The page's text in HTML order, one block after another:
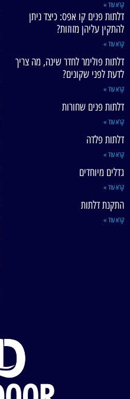
קרא עוד »
דלתות פנים קו אפס: כיצד ניתן
להתקין עליהן מזוזות?
קרא עוד »
דלתות פולימר לחדר שינה, מה צריך
לדעת לפני שקונים?
קרא עוד »
דלתות פנים שחורות
קרא עוד »
דלתות פלדה
קרא עוד »
גדלים מיוחדים
קרא עוד »
התקנת דלתות
קרא עוד »